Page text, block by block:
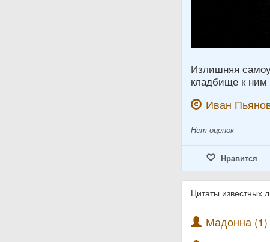
Излишняя
кладбище к ним
Иван
Нет оценок
Нравится
Цитаты известных
Мадонна (1)